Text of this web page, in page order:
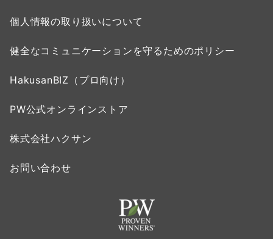
個人情報の取り扱いについて
健全なコミュニケーションを守るためのポリシー
HakusanBIZ（プロ向け）
PW公式オンラインストア
株式会社ハクサン
お問い合わせ